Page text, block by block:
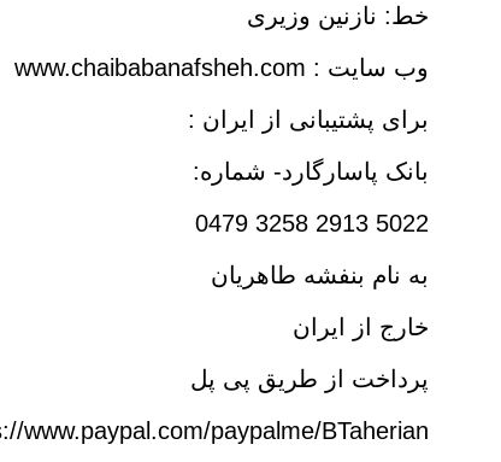
خط: نازنین وزیری
وب سايت : www.chaibabanafsheh.com
برای پشتیبانی از ایران :
بانک پاسارگارد- شماره:
5022 2913 3258 0479
به نام بنفشه طاهریان
خارج از ایران
پرداخت از طریق پی پل
www.paypal.com/paypalme/BTaherian